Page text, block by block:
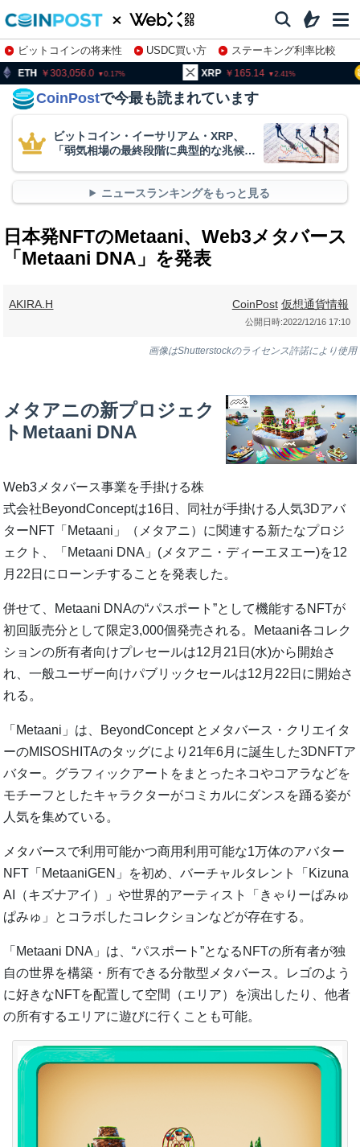
ビットコインの将来性 USDC買い方
ステーキング利率比較
株特集・関連銘柄
0.17 165.14 2.41
CoinPostで今最も読まれています
ビットコイン・イーサリアム・XRP、
「弱気相場の最終段階に典型的な兆候」
ニュースランキングをもっと見る
日本発NFTのMetaani、Web3メタバース
「Metaani DNA」を発表
AKIRA.H CoinPost 仮想通貨情報
公開日時:2022/12/16 17:10
画像はShutterstockのライセンス許諾により使用
メタアニの新プロジェク
トMetaani DNA
Web3メタバース事業を手掛ける株
式会社BeyondConceptは16日、同社が手掛ける人気3Dアバ
ターNFT「Metaani」（メタアニ）に関連する新たなプロジ
ェクト、「Metaani DNA」(メタアニ・ディーエヌエー)を12
月22日にローンチすることを発表した。
併せて、Metaani DNAの“パスポート”として機能するNFTが
初回販売分として限定3,000個発売される。Metaani各コレク
ションの所有者向けプレセールは12月21日(水)から開始さ
れ、一般ユーザー向けパブリックセールは12月22日に開始さ
れる。
「Metaani」は、BeyondConcept とメタバース・クリエイタ
ーのMISOSHITAのタッグにより21年6月に誕生した3DNFTア
バター。グラフィックアートをまとったネコやコアラなどを
モチーフとしたキャラクターがコミカルにダンスを踊る姿が
人気を集めている。
メタバースで利用可能かつ商用利用可能な1万体のアバター
NFT「MetaaniGEN」を初め、バーチャルタレント「Kizuna
AI（キズナアイ）」や世界的アーティスト「きゃりーぱみゅ
ぱみゅ」とコラボしたコレクションなどが存在する。
「Metaani DNA」は、“パスポート”となるNFTの所有者が独
自の世界を構築・所有できる分散型メタバース。レゴのよう
に好きなNFTを配置して空間（エリア）を演出したり、他者
の所有するエリアに遊びに行くことも可能。